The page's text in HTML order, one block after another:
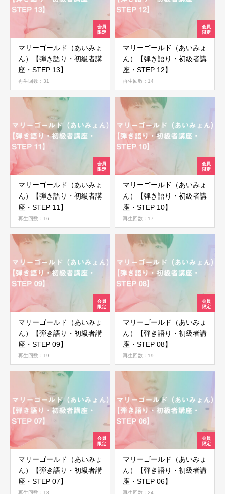
マリーゴールド（あいみょ
ん）【弾き語り・初級者講
座・STEP 13】
再生回数：31
マリーゴールド（あいみょ
ん）【弾き語り・初級者講
座・STEP 12】
再生回数：14
マリーゴールド（あいみょ
ん）【弾き語り・初級者講
座・STEP 11】
再生回数：16
マリーゴールド（あいみょ
ん）【弾き語り・初級者講
座・STEP 10】
再生回数：17
マリーゴールド（あいみょ
ん）【弾き語り・初級者講
座・STEP 09】
再生回数：19
マリーゴールド（あいみょ
ん）【弾き語り・初級者講
座・STEP 08】
再生回数：19
マリーゴールド（あいみょ
ん）【弾き語り・初級者講
座・STEP 07】
再生回数：18
マリーゴールド（あいみょ
ん）【弾き語り・初級者講
座・STEP 06】
再生回数：24